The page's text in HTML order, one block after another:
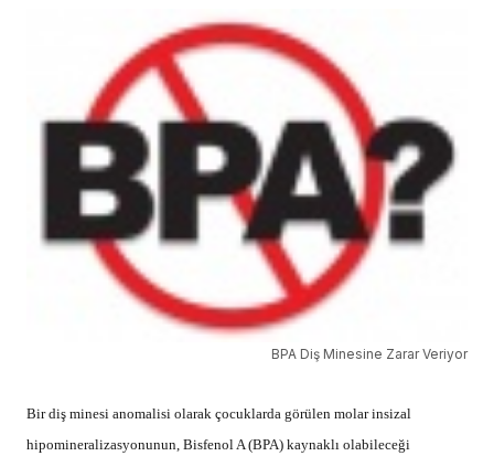
BPA Diş Minesine Zarar Veriyor
Bir diş minesi anomalisi olarak çocuklarda görülen molar insizal
hipomineralizasyonunun, Bisfenol A (BPA) kaynaklı olabileceği